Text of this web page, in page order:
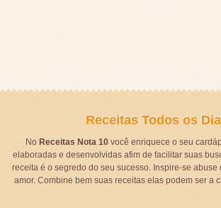
Receitas Todos os
No Receitas Nota 10você enriquece o seu
elaboradas e desenvolvidas afim de facilitar suas
receita é o segredo do seu sucesso. Inspire-se abuse
amor. Combine bem suas receitas elas podem ser a